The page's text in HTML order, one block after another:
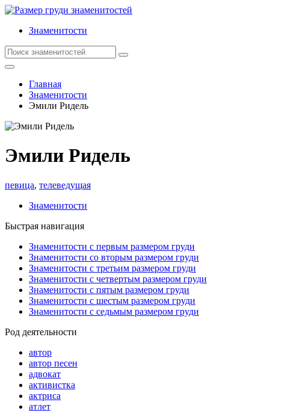
Знаменитости
Главная
Знаменитости
Эмили Ридель
Эмили Ридель
певица, телеведущая
Знаменитости
Быстрая навигация
Знаменитости с первым размером груди
Знаменитости со вторым размером груди
Знаменитости с третьим размером груди
Знаменитости с четвертым размером груди
Знаменитости с пятым размером груди
Знаменитости с шестым размером груди
Знаменитости с седьмым размером груди
Род деятельности
автор
автор песен
адвокат
активистка
актриса
атлет